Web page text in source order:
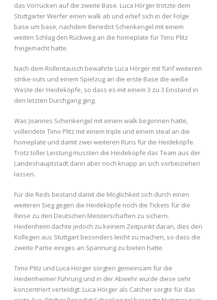
das Vorrücken auf die zweite Base. Luca Hörger trotzte dem
Stuttgarter Werfer einen walk ab und erlief sich in der Folge
base um base, nachdem Benedict Schenkengel mit einem
weiten Schlag den Rückweg an die homeplate für Timo Plitz
freigemacht hatte.
Nach dem Rollentausch bewahrte Luca Hörger mit fünf weiteren
strike-outs und einem Spielzug an die erste Base die weiße
Weste der Heideköpfe, so dass es mit einem 3 zu 3 Einstand in
den letzten Durchgang ging.
Was Joannes Schenkengel mit einem walk begonnen hatte,
vollendete Timo Plitz mit einem triple und einem steal an die
homeplate und damit zwei weiteren Runs für die Heideköpfe.
Trotz toller Leistung mussten die Heideköpfe das Team aus der
Landeshauptstadt dann aber noch knapp an sich vorbeiziehen
lassen.
Für die Reds bestand damit die Möglichkeit sich durch einen
weiteren Sieg gegen die Heideköpfe noch die Tickets für die
Reise zu den Deutschen Meisterschaften zu sichern.
Heidenheim dachte jedoch zu keinem Zeitpunkt daran, dies den
Kollegen aus Stuttgart besonders leicht zu machen, so dass die
zweite Partie einiges an Spannung zu bieten hatte.
Timo Plitz und Luca Hörger sorgten gemeinsam für die
Heidenheimer Führung und in der Abwehr wurde diese sehr
konzentriert verteidigt: Luca Hörger als Catcher sorgte für das